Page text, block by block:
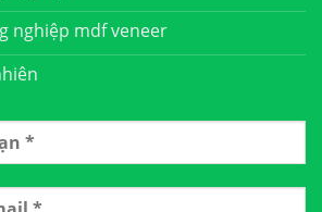
nghiệp mdf veneer